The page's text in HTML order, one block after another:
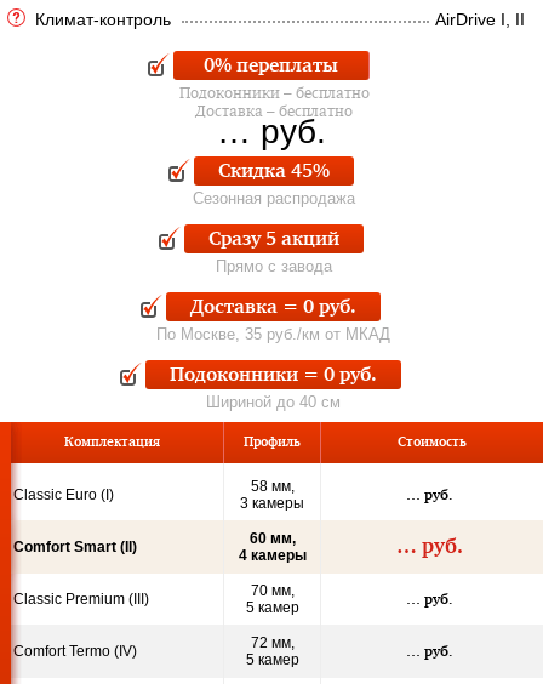
Скидка 45%
Сезонная распродажа
Сразу 5 акций
Прямо с завода
Доставка = 0 руб.
По Москве, 35 руб./км от МКАД
Подоконники = 0 руб.
Шириной до 40 см
Климат-контроль
AirDrive I, II
0% переплаты
Подоконники – бесплатно
Доставка – бесплатно
… руб.
Комплектация Профиль Стои­мость
Classic Euro (I)
58 мм,
3 камеры
руб.
Comfort Smart (II)
60 мм,
4 камеры
… руб.
Classic Premium (III)
70 мм,
5 камер
руб.
Comfort Termo (IV)
72 мм,
5 камер
руб.